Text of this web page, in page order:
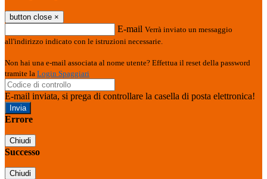
button close ×
E-mail Verrà inviato un messaggio
all'indirizzo indicato con le istruzioni necessarie.
Non hai una e-mail associata al nome utente? Effettua il reset della password
tramite la Login Spaggiari
E-mail inviata, si prega di controllare la casella di posta elettronica!
Errore
Chiudi
Successo
Chiudi